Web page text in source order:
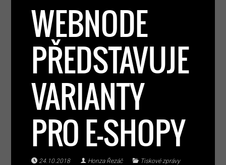
WEBNODE
PŘEDSTAVUJE
VARIANTY
PRO E-SHOPY
24.10.2018 Honza Řezáč Tiskové zprávy